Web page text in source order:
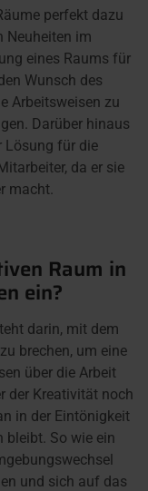
perfekt dazu
Neuheiten im
eines Raums für
Wunsch des
Arbeitsweisen zu
Darüber hinaus
Lösung für die
da er sie
macht.
Raum in
ein?
darin, mit dem
brechen, um eine
über die Arbeit
der Kreativität noch
in der Eintönigkeit
bleibt. So wie ein
und sich auf das